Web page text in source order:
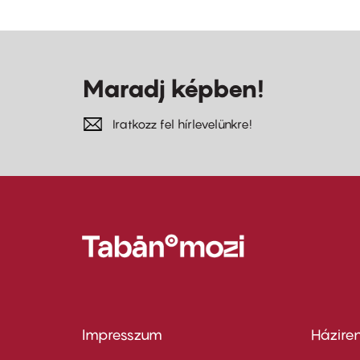
Maradj képben!
Iratkozz fel hírlevelünkre!
Footer
Impresszum